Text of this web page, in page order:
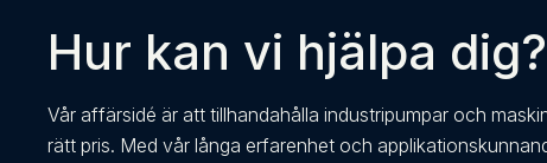
Hur kan vi hjälpa dig?
Vår affärsidé är att tillhandahålla industripumpar och
rätt pris. Med vår långa erfarenhet och